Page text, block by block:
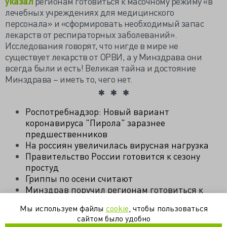
лечебных учреждениях для медицинского
персонала» и «сформировать необходимый запас
лекарств от респираторных заболеваний».
Исследования говорят, что нигде в мире не
существует лекарств от ОРВИ, а у Минздрава они
всегда были и есть! Великая тайна и достояние
Минздрава – иметь то, чего нет.
Роспотребнадзор: Новый вариант
коронавируса "Пирола" заразнее
предшественников
На россиян увеличилась вирусная нагрузка
Правительство России готовится к сезону
простуд
Гриппы по осени считают
Минздрав поручил регионам готовиться к
Мы используем файлы cookie , чтобы пользоваться
сайтом было удобно